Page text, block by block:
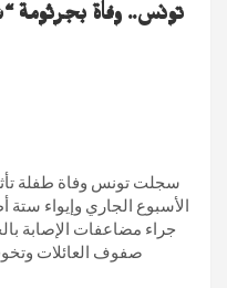
تونس.. وفاة بجرثومة
سجلت تونس وفاة طفلة
الأسبوع الجاري وإيواء ستة
جراء مضاعفات الإصابة
صفوف العائلات